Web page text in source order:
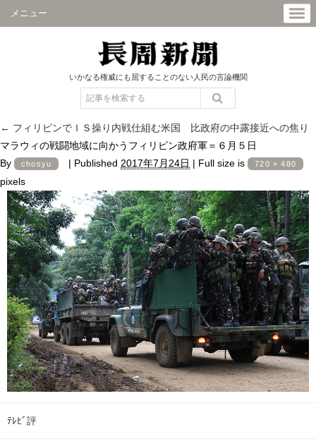
メニュー
いかなる権威にも屈することのない人民の言論機関
← フィリピンでＩＳ操り内戦仕組む米国 比政府の中露接近への焦り
マラウィの戦闘地域に向かうフィリピン政府軍＝６月５日
By
chosyu | Published 2017年7月24日 | Full size is 720 × 480
pixels
ﾃﾚﾋﾞ評